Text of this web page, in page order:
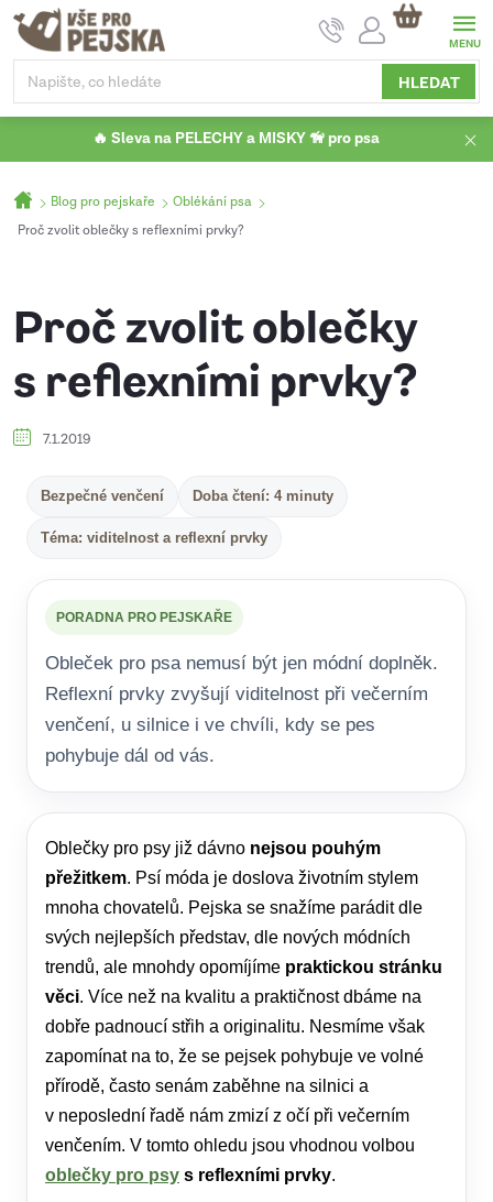
Přejít
obsah
HLEDAT
NÁKUPNÍ
KOŠÍK
🔥 Sleva na PELECHY a MISKY 🦮 pro psa
Domů
Blog pro pejskaře
Oblékání psa
Proč zvolit oblečky s reflexními prvky?
Proč zvolit oblečky
s reflexními prvky?
7.1.2019
Bezpečné venčení Doba čtení: 4 minuty
Téma: viditelnost a reflexní prvky
PORADNA PRO PEJSKAŘE
Obleček pro psa nemusí být jen módní doplněk.
Reflexní prvky zvyšují viditelnost při večerním
venčení, u silnice i ve chvíli, kdy se pes
pohybuje dál od vás.
Oblečky pro psy již dávno nejsou pouhým
přežitkem. Psí móda je doslova životním stylem
mnoha chovatelů. Pejska se snažíme parádit dle
svých nejlepších představ, dle nových módních
trendů, ale mnohdy opomíjíme praktickou stránku
věci. Více než na kvalitu a praktičnost dbáme na
dobře padnoucí střih a originalitu. Nesmíme však
zapomínat na to, že se pejsek pohybuje ve volné
přírodě, často senám zaběhne na silnici a
v neposlední řadě nám zmizí z očí při večerním
venčením. V tomto ohledu jsou vhodnou volbou
oblečky pro psy s reflexními prvky.